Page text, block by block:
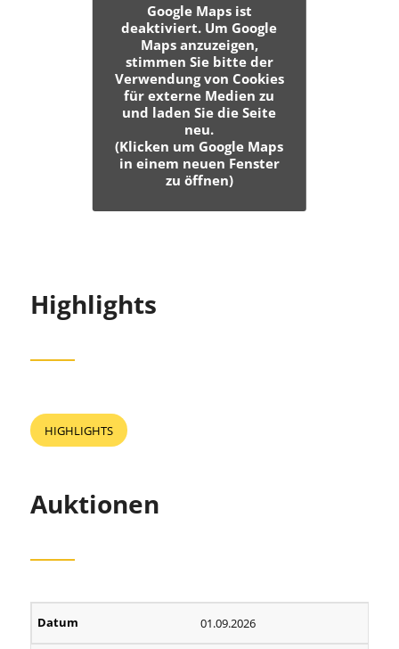
Google Maps ist
deaktiviert. Um Google
Maps anzuzeigen,
stimmen Sie bitte der
Verwendung von Cookies
für externe Medien zu
und laden Sie die Seite
neu.
(Klicken um Google Maps
in einem neuen Fenster
zu öffnen)
Highlights
HIGHLIGHTS
Auktionen
01.09.2026